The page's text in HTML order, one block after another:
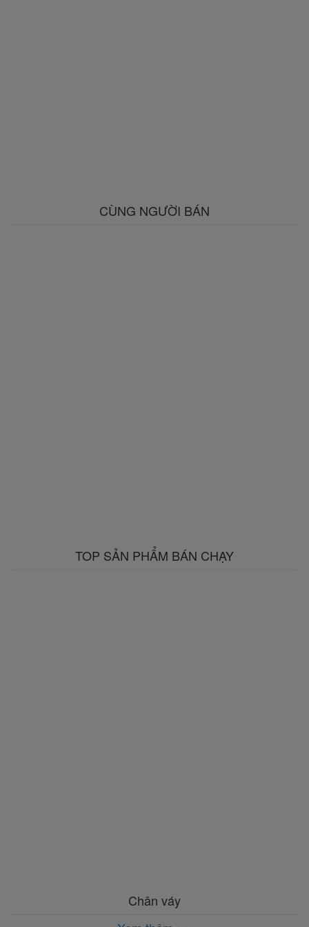
CÙNG NGƯỜI BÁN
TOP SẢN PHẨM BÁN CHẠY
Chân váy